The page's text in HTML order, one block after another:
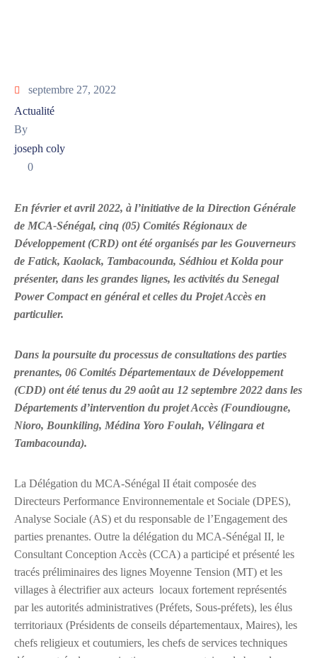
septembre 27, 2022
Actualité
By
joseph coly
0
En février et avril 2022, à l’initiative de la Direction Générale
de MCA-Sénégal, cinq (05) Comités Régionaux de
Développement (CRD) ont été organisés par les Gouverneurs
de Fatick, Kaolack, Tambacounda, Sédhiou et Kolda pour
présenter, dans les grandes lignes, les activités du Senegal
Power Compact en général et celles du Projet Accès en
particulier.
Dans la poursuite du processus de consultations des parties
prenantes, 06 Comités Départementaux de Développement
(CDD) ont été tenus du 29 août au 12 septembre 2022 dans les
Départements d’intervention du projet Accès (Foundiougne,
Nioro, Bounkiling, Médina Yoro Foulah, Vélingara et
Tambacounda).
La Délégation du MCA-Sénégal II était composée des
Directeurs Performance Environnementale et Sociale (DPES),
Analyse Sociale (AS) et du responsable de l’Engagement des
parties prenantes. Outre la délégation du MCA-Sénégal II, le
Consultant Conception Accès (CCA) a participé et présenté les
tracés préliminaires des lignes Moyenne Tension (MT) et les
villages à électrifier aux acteurs locaux fortement représentés
par les autorités administratives (Préfets, Sous-préfets), les élus
territoriaux (Présidents de conseils départementaux, Maires), les
chefs religieux et coutumiers, les chefs de services techniques